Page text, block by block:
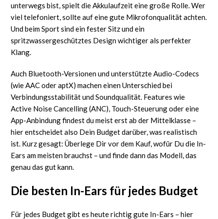
unterwegs bist, spielt die Akkulaufzeit eine große Rolle. Wer
viel telefoniert, sollte auf eine gute Mikrofonqualität achten.
Und beim Sport sind ein fester Sitz und ein
spritzwassergeschütztes Design wichtiger als perfekter
Klang.
Auch Bluetooth-Versionen und unterstützte Audio-Codecs
(wie AAC oder aptX) machen einen Unterschied bei
Verbindungsstabilität und Soundqualität. Features wie
Active Noise Cancelling (ANC), Touch-Steuerung oder eine
App-Anbindung findest du meist erst ab der Mittelklasse –
hier entscheidet also Dein Budget darüber, was realistisch
ist. Kurz gesagt: Überlege Dir vor dem Kauf, wofür Du die In-
Ears am meisten brauchst – und finde dann das Modell, das
genau das gut kann.
Die besten In-Ears für jedes Budget
Für jedes Budget gibt es heute richtig gute In-Ears – hier